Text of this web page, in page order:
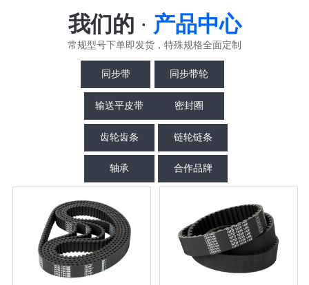
我们的 · 产品中心
常规型号下单即发货，特殊规格全面定制
同步带 同步带轮
输送平皮带 密封圈
齿轮齿条 链轮链条
轴承 合作品牌